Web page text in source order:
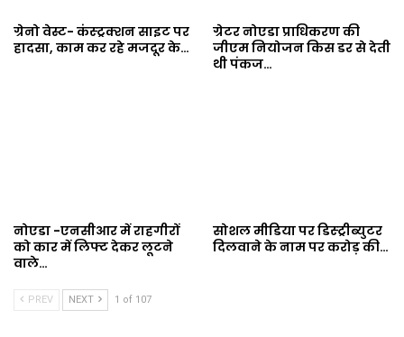
ग्रेनो वेस्ट- कंस्ट्रक्शन साइट पर
हादसा, काम कर रहे मजदूर के…
ग्रेटर नोएडा प्राधिकरण की
जीएम नियोजन किस डर से देती
थी पंकज…
नोएडा -एनसीआर में राहगीरों
को कार में लिफ्ट देकर लूटने
वाले…
सोशल मीडिया पर डिस्ट्रीब्युटर
दिलवाने के नाम पर करोड़ की…
PREV NEXT 1 of 107